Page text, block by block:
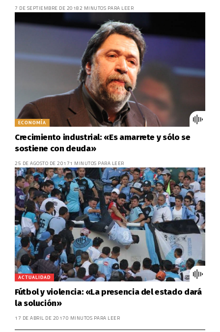
7 DE SEPTIEMBRE DE 20182 MINUTOS PARA LEER
ECONOMÍA
Crecimiento industrial: «Es amarrete y sólo se
sostiene con deuda»
25 DE AGOSTO DE 20171 MINUTOS PARA LEER
ACTUALIDAD
Fútbol y violencia: «La presencia del estado dará
la solución»
17 DE ABRIL DE 20170 MINUTOS PARA LEER